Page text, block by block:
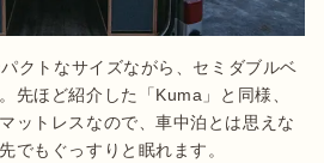
クトなサイズながら、セミダブルベ
先ほど紹介した「Kuma」と同様、
ットレスなので、車中泊とは思えな
でもぐっすりと眠れます。